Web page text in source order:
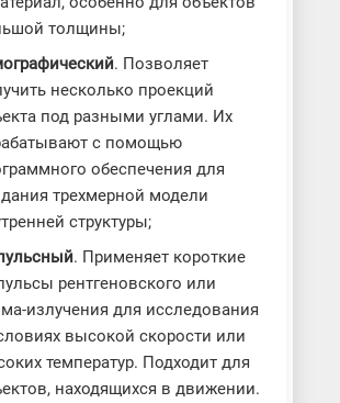
толщины;
. Позволяет
несколько проекций
под разными углами. Их
с помощью
обеспечения для
трехмерной модели
структуры;
. Применяет короткие
рентгеновского или
излучения для исследования
высокой скорости или
температур. Подходит для
находящихся в движении.